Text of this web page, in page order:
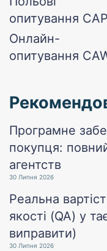
опитування
Онлайн-
опитування
Програмне
покупця:
агентств
30 Липня 2026
Реальна
якості (QA) у
виправити)
30 Липня 2026